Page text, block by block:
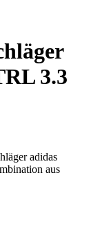
3.3
adidas
aus